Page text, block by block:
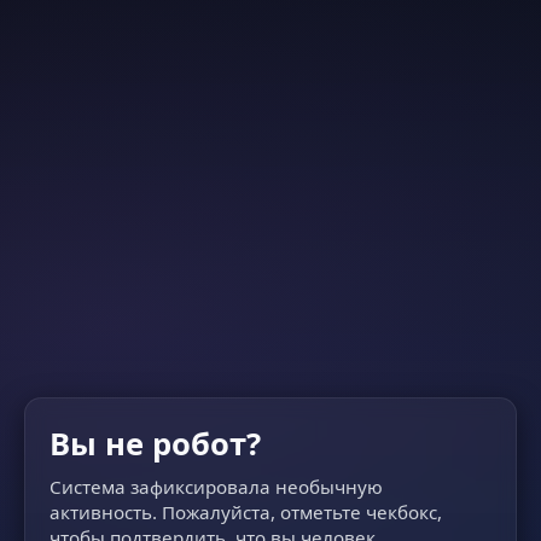
Вы не робот?
Система зафиксировала необычную
активность. Пожалуйста, отметьте чекбокс,